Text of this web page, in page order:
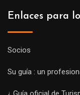
Enlaces para
Socios
Su guía : un